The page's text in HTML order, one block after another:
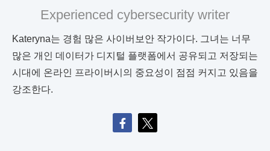
Experienced cybersecurity writer
Kateryna는 경험 많은 사이버보안 작가이다. 그녀는 너무
많은 개인 데이터가 디지털 플랫폼에서 공유되고 저장되는
시대에 온라인 프라이버시의 중요성이 점점 커지고 있음을
강조한다.